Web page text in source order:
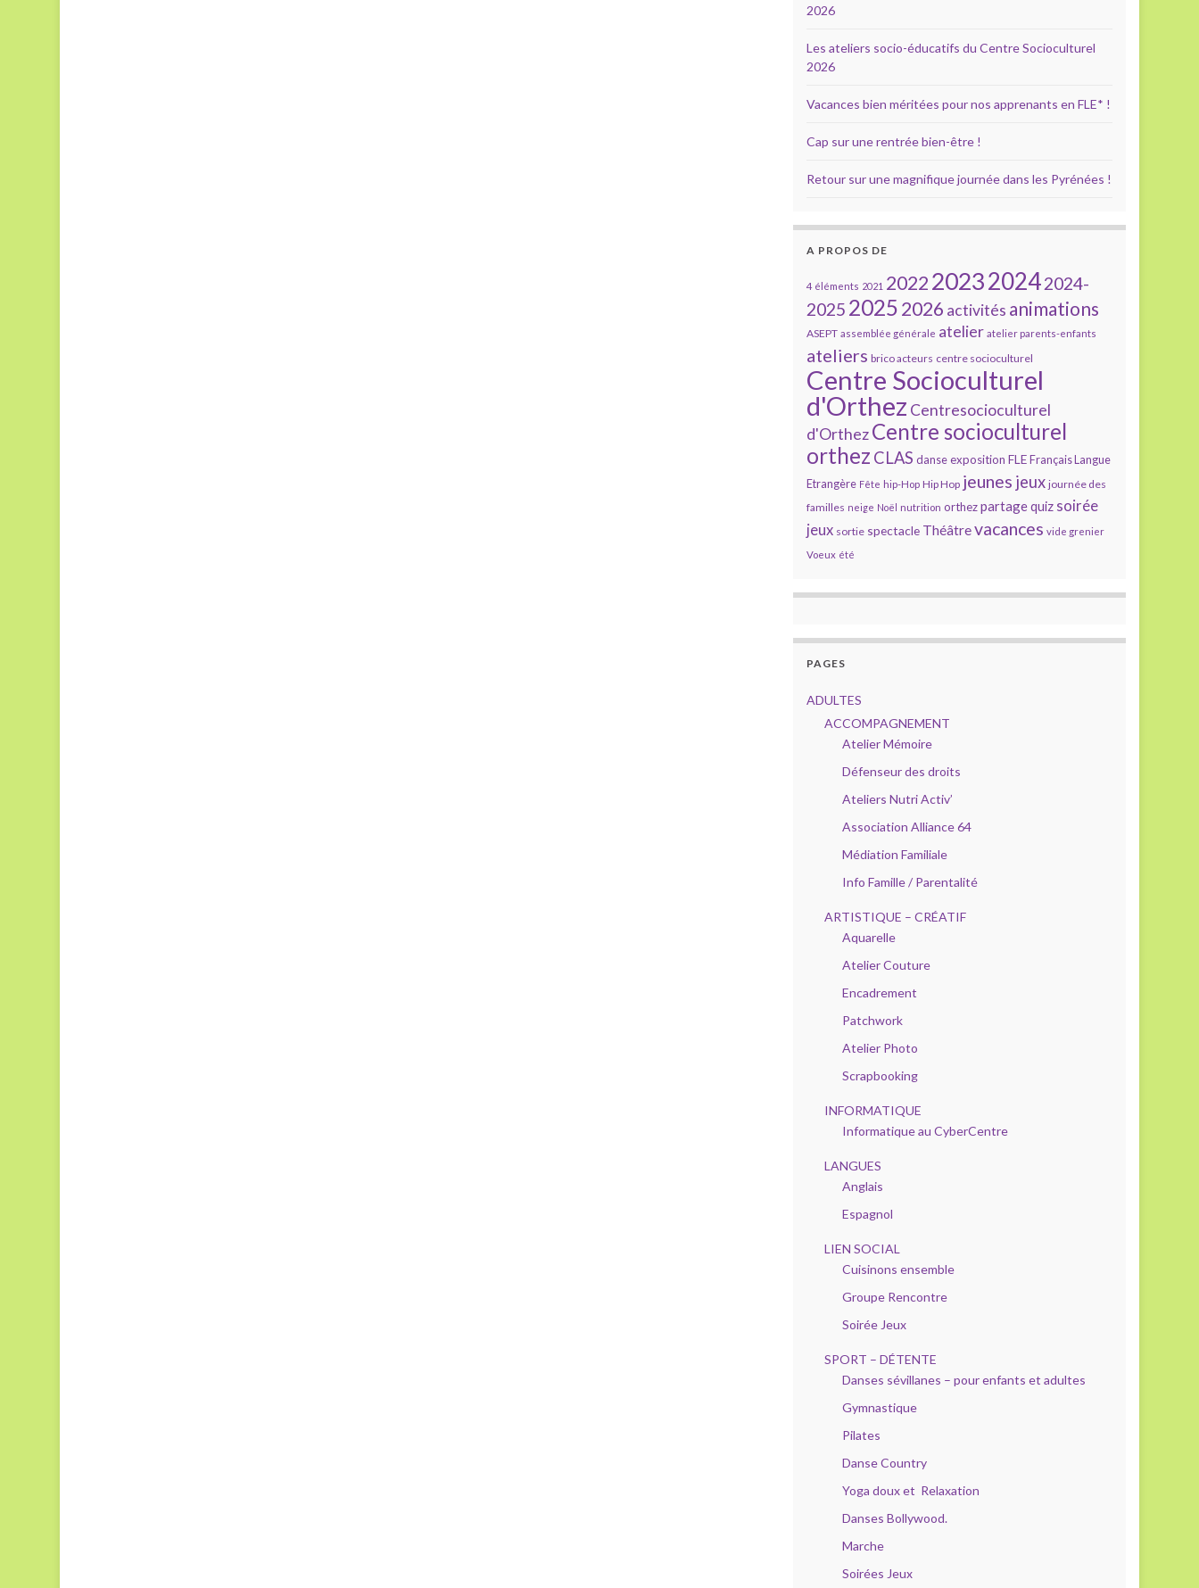
2026
Les ateliers socio-éducatifs du Centre Socioculturel
2026
Vacances bien méritées pour nos apprenants en FLE* !
Cap sur une rentrée bien-être !
Retour sur une magnifique journée dans les Pyrénées !
A PROPOS DE
4 éléments 2021 2022202320242024-
2025 20252026 activités animations
ASEPT assemblée générale atelier atelier parents-enfants
ateliers brico acteurs centre socioculturel
Centre Socioculturel
d'Orthez Centresocioculturel
d'Orthez Centre socioculturel
orthez CLAS danse exposition FLE Français Langue
Etrangère Fête hip-Hop Hip Hop jeunes jeux journée des
familles neige Noël nutrition orthez partagequiz soirée
jeux sortie spectacle Théâtrevacances vide grenier
Voeux été
PAGES
ADULTES
ACCOMPAGNEMENT
Atelier Mémoire
Défenseur des droits
Ateliers Nutri Activ’
Association Alliance 64
Médiation Familiale
Info Famille / Parentalité
ARTISTIQUE – CRÉATIF
Aquarelle
Atelier Couture
Encadrement
Patchwork
Atelier Photo
Scrapbooking
INFORMATIQUE
Informatique au CyberCentre
LANGUES
Anglais
Espagnol
LIEN SOCIAL
Cuisinons ensemble
Groupe Rencontre
Soirée Jeux
SPORT – DÉTENTE
Danses sévillanes – pour enfants et adultes
Gymnastique
Pilates
Danse Country
Yoga doux et Relaxation
Danses Bollywood.
Marche
Soirées Jeux